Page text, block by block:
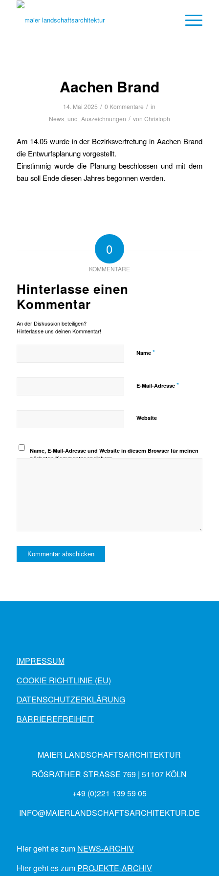
Aachen Brand
14. Mai 2025 / 0 Kommentare / in
News_und_Auszeichnungen / von Christoph
Am 14.05 wurde in der Bezirksvertretung in Aachen Brand
die Entwurfsplanung vorgestellt.
Einstimmig wurde die Planung beschlossen und mit dem
bau soll Ende diesen Jahres begonnen werden.
0
KOMMENTARE
Hinterlasse einen
Kommentar
An der Diskussion beteiligen?
Hinterlasse uns deinen Kommentar!
Name *
E-Mail-Adresse *
Website
Name, E-Mail-Adresse und Website in diesem Browser für meinen
nächsten Kommentar speichern.
IMPRESSUM
COOKIE RICHTLINIE (EU)
DATENSCHUTZERKLÄRUNG
BARRIEREFREIHEIT
MAIER LANDSCHAFTSARCHITEKTUR
RÖSRATHER STRASSE 769 | 51107 KÖLN
+49 (0)221 139 59 05
INFO@MAIERLANDSCHAFTSARCHITEKTUR.DE
Hier geht es zum NEWS-ARCHIV
Hier geht es zum PROJEKTE-ARCHIV